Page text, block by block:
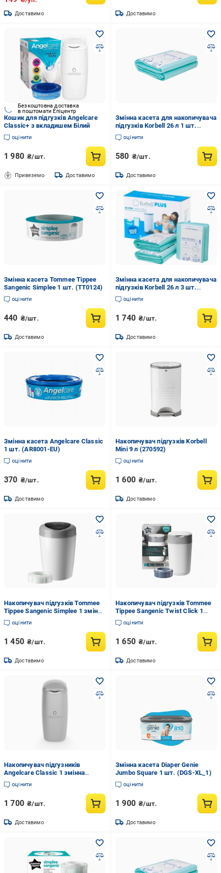
Доставимо Доставимо
Безкоштовна доставка
в поштомати Епіцентр
Кошик для підгузків Angelcare
Classic+ з вкладишем Білий
оцінити
1 980 ₴/шт.
Привеземо Доставимо
Змінна касета для накопичувача
підгузків Korbell 26 л 1 шт.
(270592-26-1)
оцінити
580 ₴/шт.
Доставимо
Змінна касета Tommee Tippee
Sangenic Simplee 1 шт. (TT0124)
оцінити
440 ₴/шт.
Доставимо
Змінна касета для накопичувача
підгузків Korbell 26 л 3 шт.
(270592-26-3)
оцінити
1 740 ₴/шт.
Доставимо
Змінна касета Angelcare Classic
1 шт. (AR8001-EU)
оцінити
370 ₴/шт.
Доставимо
Накопичувач підгузків Korbell
Mini 9 л (270592)
оцінити
1 600 ₴/шт.
Доставимо
Накопичувач підгузків Tommee
Tippee Sangenic Simplee 1 змінна
касета Білий (TT0070)
оцінити
1 450 ₴/шт.
Доставимо
Накопичувач підгузків Tommee
Tippee Sangenic Twist Click 1
змінна касета Білий (TT0294)
оцінити
1 650 ₴/шт.
Доставимо
Накопичувач підгузників
Angelcare Classic 1 змінна
касета Grey (AD8000-GR-1)
оцінити
1 700 ₴/шт.
Доставимо
Змінна касета Diaper Genie
Jumbo Square 1 шт. (DGS-XL_1)
оцінити
1 900 ₴/шт.
Доставимо